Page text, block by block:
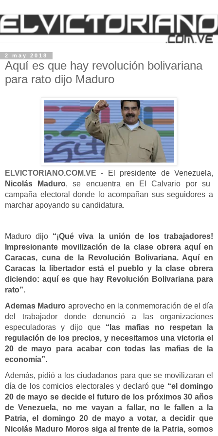
2 may 2018
Aquí es que hay revolución bolivariana
para rato dijo Maduro
ELVICTORIANO.COM.VE - El presidente de Venezuela,
Nicolás Maduro, se encuentra en El Calvario por su
campaña electoral donde lo acompañan sus seguidores a
marchar apoyando su candidatura.
Maduro dijo “¡Qué viva la unión de los trabajadores!
Impresionante movilización de la clase obrera aquí en
Caracas, cuna de la Revolución Bolivariana. Aquí en
Caracas la libertador está el pueblo y la clase obrera
diciendo: aquí es que hay Revolución Bolivariana para
rato”.
Ademas Maduro aprovecho en la conmemoración de el día
del trabajador donde denunció a las organizaciones
especuladoras y dijo que “las mafias no respetan la
regulación de los precios, y necesitamos una victoria el
20 de mayo para acabar con todas las mafias de la
economía”.
Además, pidió a los ciudadanos para que se movilizaran el
día de los comicios electorales y declaró que “el domingo
20 de mayo se decide el futuro de los próximos 30 años
de Venezuela, no me vayan a fallar, no le fallen a la
Patria, el domingo 20 de mayo a votar, a decidir que
Nicolás Maduro Moros siga al frente de la Patria, somos